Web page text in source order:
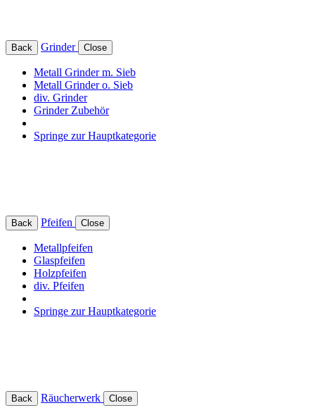
Back Grinder Close
Metall Grinder m. Sieb
Metall Grinder o. Sieb
div. Grinder
Grinder Zubehör
Springe zur Hauptkategorie
Back Pfeifen Close
Metallpfeifen
Glaspfeifen
Holzpfeifen
div. Pfeifen
Springe zur Hauptkategorie
Back Räucherwerk Close